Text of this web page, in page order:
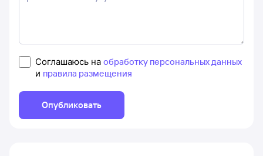
Соглашаюсь на обработку персональных данных
и правила размещения
Опубликовать